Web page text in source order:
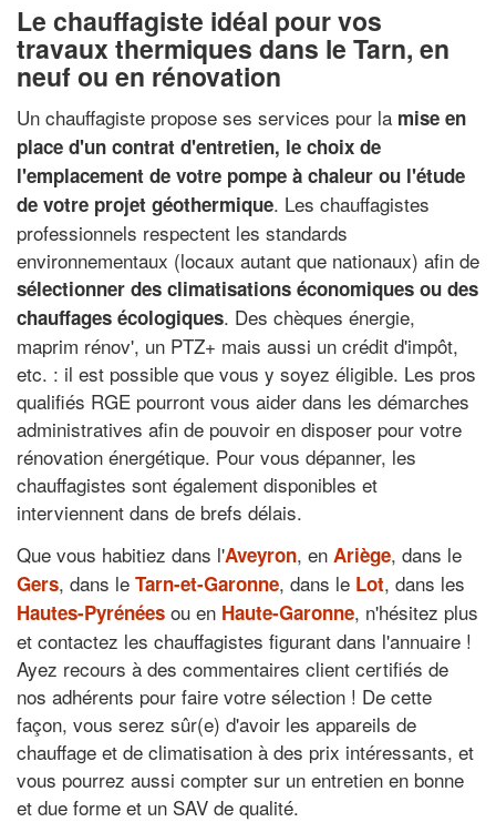
Le chauffagiste idéal pour vos
travaux thermiques dans le Tarn, en
neuf ou en rénovation
Un chauffagiste propose ses services pour la mise en
place d'un contrat d'entretien, le choix de
l'emplacement de votre pompe à chaleur ou l'étude
de votre projet géothermique. Les chauffagistes
professionnels respectent les standards
environnementaux (locaux autant que nationaux) afin de
sélectionner des climatisations économiques ou des
chauffages écologiques. Des chèques énergie,
maprim rénov', un PTZ+ mais aussi un crédit d'impôt,
etc. : il est possible que vous y soyez éligible. Les pros
qualifiés RGE pourront vous aider dans les démarches
administratives afin de pouvoir en disposer pour votre
rénovation énergétique. Pour vous dépanner, les
chauffagistes sont également disponibles et
interviennent dans de brefs délais.
Que vous habitiez dans l'Aveyron, en Ariège, dans le
Gers, dans le Tarn-et-Garonne, dans le Lot, dans les
Hautes-Pyrénées ou en Haute-Garonne, n'hésitez plus
et contactez les chauffagistes figurant dans l'annuaire !
Ayez recours à des commentaires client certifiés de
nos adhérents pour faire votre sélection ! De cette
façon, vous serez sûr(e) d'avoir les appareils de
chauffage et de climatisation à des prix intéressants, et
vous pourrez aussi compter sur un entretien en bonne
et due forme et un SAV de qualité.